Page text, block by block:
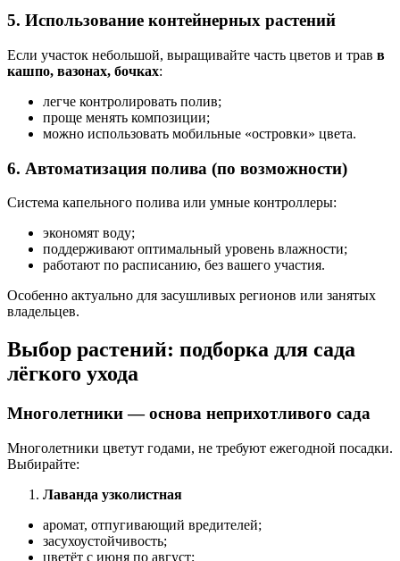
5. Использование контейнерных растений
Если участок небольшой, выращивайте часть цветов и трав в
кашпо, вазонах, бочках:
легче контролировать полив;
проще менять композиции;
можно использовать мобильные «островки» цвета.
6. Автоматизация полива (по возможности)
Система капельного полива или умные контроллеры:
экономят воду;
поддерживают оптимальный уровень влажности;
работают по расписанию, без вашего участия.
Особенно актуально для засушливых регионов или занятых
владельцев.
Выбор растений: подборка для сада
лёгкого ухода
Многолетники — основа неприхотливого сада
Многолетники цветут годами, не требуют ежегодной посадки.
Выбирайте:
Лаванда узколистная
аромат, отпугивающий вредителей;
засухоустойчивость;
цветёт с июня по август;